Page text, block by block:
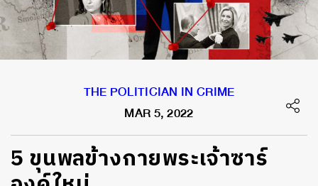
THE POLITICIAN IN CRIME
MAR 5, 2022
5 ขุนพลข้างกายพระเจ้าซาร์